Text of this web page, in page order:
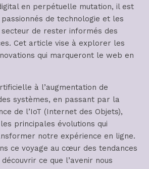
en perpétuelle mutation, il est
de technologie et les
de rester informés des
Cet article vise à explorer les
qui marqueront le web en
à l’augmentation de
systèmes, en passant par la
de l’IoT (Internet des Objets),
principales évolutions qui
notre expérience en ligne.
ce voyage au cœur des tendances
ce que l’avenir nous